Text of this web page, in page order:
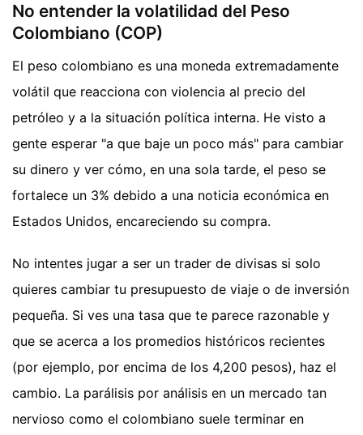
No entender la volatilidad del Peso
Colombiano (COP)
El peso colombiano es una moneda extremadamente
volátil que reacciona con violencia al precio del
petróleo y a la situación política interna. He visto a
gente esperar "a que baje un poco más" para cambiar
su dinero y ver cómo, en una sola tarde, el peso se
fortalece un 3% debido a una noticia económica en
Estados Unidos, encareciendo su compra.
No intentes jugar a ser un trader de divisas si solo
quieres cambiar tu presupuesto de viaje o de inversión
pequeña. Si ves una tasa que te parece razonable y
que se acerca a los promedios históricos recientes
(por ejemplo, por encima de los 4,200 pesos), haz el
cambio. La parálisis por análisis en un mercado tan
nervioso como el colombiano suele terminar en